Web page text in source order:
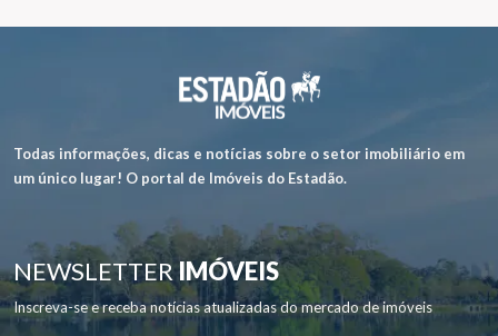
Todas informações, dicas e notícias sobre o setor imobiliário em
um único lugar! O portal de Imóveis do Estadão.
NEWSLETTERIMÓVEIS
Inscreva-se e receba notícias atualizadas do mercado de imóveis